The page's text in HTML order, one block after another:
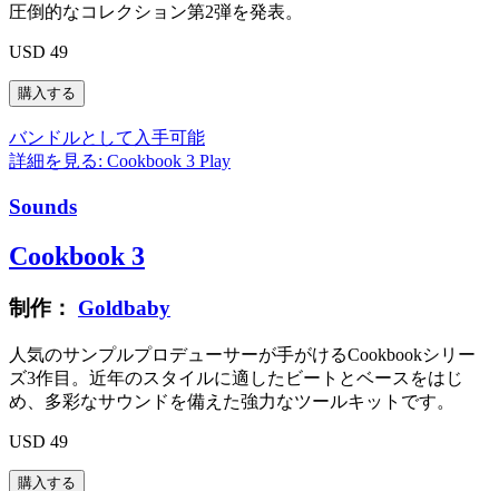
圧倒的なコレクション第2弾を発表。
USD 49
バンドルとして入手可能
詳細を見る: Cookbook 3 Play
Sounds
Cookbook 3
制作： Goldbaby
人気のサンプルプロデューサーが手がけるCookbookシリー
ズ3作目。近年のスタイルに適したビートとベースをはじ
め、多彩なサウンドを備えた強力なツールキットです。
USD 49